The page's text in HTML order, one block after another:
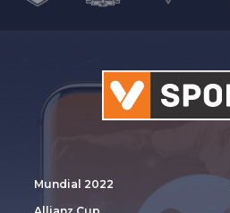
Mundial 2022